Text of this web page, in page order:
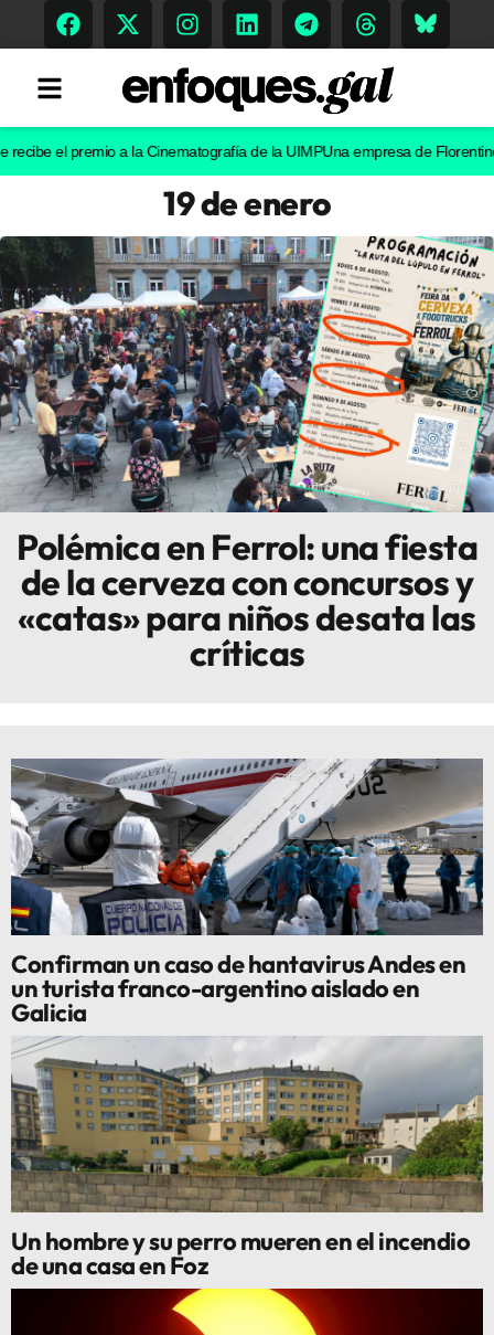
Memoria Histórica
Gastronomía
Escenarios
Sostenibilidad
Innova
el premio a la Cinematografía de la UIMPUna empresa de Florentino
19 de enero
Polémica en Ferrol: una fiesta
de la cerveza con concursos y
«catas» para niños desata las
críticas
Confirman un caso de hantavirus Andes en
un turista franco-argentino aislado en
Galicia
Un hombre y su perro mueren en el incendio
de una casa en Foz